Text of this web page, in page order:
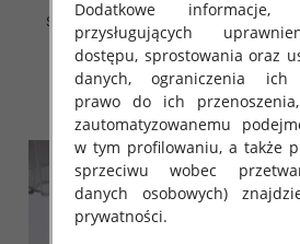
Szpilki damskie Roz 36-41, 1
kolor Paczka 12 szt
50.00 zł
szczegóły
Dodatkowe
przysługujących
dostępu, sprostowania oraz
danych, ograniczenia ich
prawo do ich
zautomatyzowanemu
w tym profilowaniu, a także
sprzeciwu wobec
danych osobowych)
prywatności.